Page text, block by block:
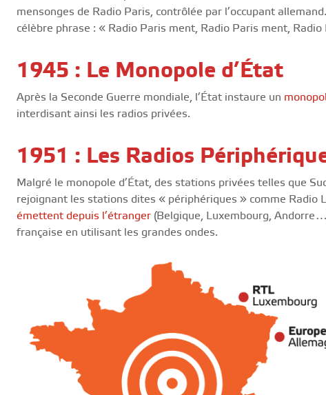
mensonges de Radio Paris, contrôlée par l’occupant
célèbre phrase : « Radio Paris ment, Radio Paris ment,
1945 : Le Monopole d’État
Après la Seconde Guerre mondiale, l’État instaure un
interdisant ainsi les radios privées.
1951 : Les Radios
Malgré le monopole d’État, des stations privées telles que
rejoignant les stations dites « périphériques » comme Radio
émettent depuis l’étranger (Belgique, Luxembourg,
française en utilisant les grandes ondes.